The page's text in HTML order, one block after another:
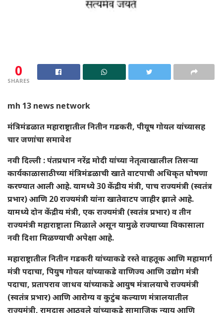
0
SHARES
mh 13 news network
मंत्रिमंडळात महाराष्ट्रातील नितीन गडकरी, पीयूष गोयल यांच्यासह
चार जणांचा समावेश
नवी दिल्ली : पंतप्रधान नरेंद्र मोदी यांच्या नेतृत्वाखालील तिसऱ्या
कार्यकाळासाठीच्या मंत्रिमंडळाची खाते वाटपाची अधिकृत घोषणा
करण्यात आली आहे. यामध्ये 30 केंद्रीय मंत्री, पाच राज्यमंत्री (स्वतंत्र
प्रभार) आणि 20 राज्यमंत्री यांना खातेवाटप जाहीर झाले आहे.
यामध्ये दोन केंद्रीय मंत्री, एक राज्यमंत्री (स्वतंत्र प्रभार) व तीन
राज्यमंत्री महाराष्ट्राला मिळाले असून यामुळे राज्याच्या विकासाला
नवी दिशा मिळण्याची अपेक्षा आहे.
महाराष्ट्रातील नितीन गडकरी यांच्याकडे रस्ते वाहतूक आणि महामार्ग
मंत्री पदाचा, पियुष गोयल यांच्याकडे वाणिज्य आणि उद्योग मंत्री
पदाचा, प्रतापराव जाधव यांच्याकडे आयुष मंत्रालयाचे राज्यमंत्री
(स्वतंत्र प्रभार) आणि आरोग्य व कुटुंब कल्याण मंत्रालयातील
राज्यमंत्री, रामदास आठवले यांच्याकडे सामाजिक न्याय आणि